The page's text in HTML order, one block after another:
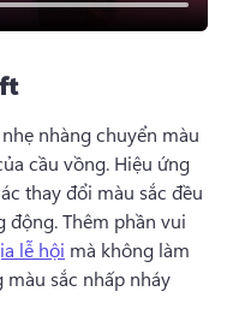
nhàng chuyển màu
cầu vồng. Hiệu ứng
thay đổi màu sắc đều
động. Thêm phần vui
lễ hội mà không làm
sắc nhấp nháy